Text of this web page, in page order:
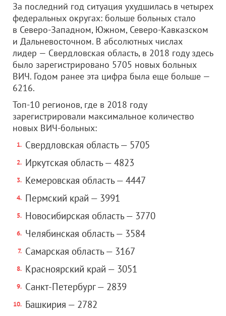
За последний год ситуация ухудшилась в четырех
федеральных округах: больше больных стало
в Северо-Западном, Южном, Северо-Кавказском
и Дальневосточном. В абсолютных числах
лидер — Свердловская область, в 2018 году здесь
было зарегистрировано 5705 новых больных
ВИЧ. Годом ранее эта цифра была еще больше —
6216.
Топ-10 регионов, где в 2018 году
зарегистрировали максимальное количество
новых ВИЧ-больных:
Свердловская область — 5705
Иркутская область — 4823
Кемеровская область — 4447
Пермский край — 3991
Новосибирская область — 3770
Челябинская область — 3584
Самарская область — 3167
Красноярский край — 3051
Санкт-Петербург — 2839
Башкирия — 2782